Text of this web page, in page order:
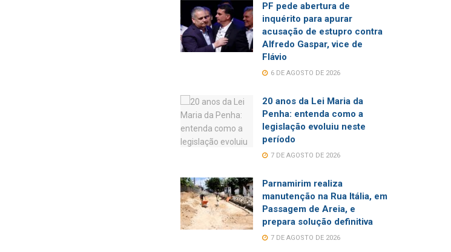
PF pede abertura de
inquérito para apurar
acusação de estupro contra
Alfredo Gaspar, vice de
Flávio
6 DE AGOSTO DE 2026
20 anos da Lei Maria da
Penha: entenda como a
legislação evoluiu neste
período
7 DE AGOSTO DE 2026
Parnamirim realiza
manutenção na Rua Itália, em
Passagem de Areia, e
prepara solução definitiva
7 DE AGOSTO DE 2026